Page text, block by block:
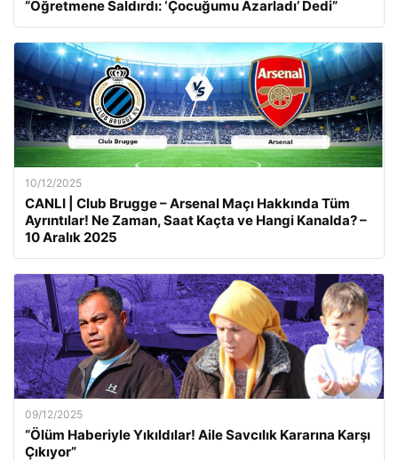
“Öğretmene Saldırdı: ‘Çocuğumu Azarladı’ Dedi”
10/12/2025
CANLI | Club Brugge – Arsenal Maçı Hakkında Tüm
Ayrıntılar! Ne Zaman, Saat Kaçta ve Hangi Kanalda? –
10 Aralık 2025
09/12/2025
“Ölüm Haberiyle Yıkıldılar! Aile Savcılık Kararına Karşı
Çıkıyor”